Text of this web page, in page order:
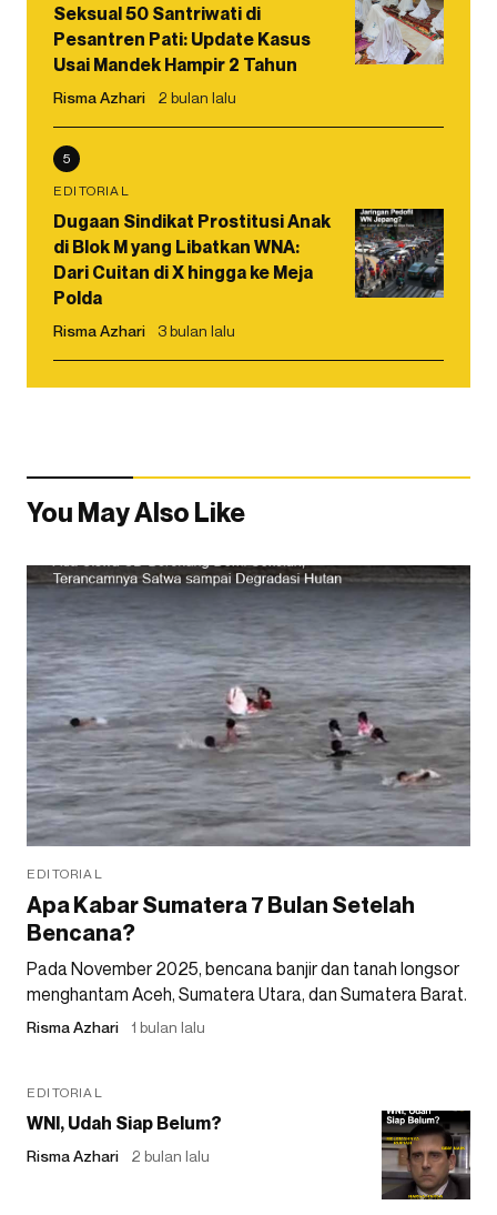
Seksual 50 Santriwati di
Pesantren Pati: Update Kasus
Usai Mandek Hampir 2 Tahun
Risma Azhari 2 bulan lalu
5
EDITORIAL
Dugaan Sindikat Prostitusi Anak
di Blok M yang Libatkan WNA:
Dari Cuitan di X hingga ke Meja
Polda
Risma Azhari 3 bulan lalu
You May Also Like
EDITORIAL
Apa Kabar Sumatera 7 Bulan Setelah
Bencana?
Pada November 2025, bencana banjir dan tanah longsor
menghantam Aceh, Sumatera Utara, dan Sumatera Barat.
Risma Azhari 1 bulan lalu
EDITORIAL
WNI, Udah Siap Belum?
Risma Azhari 2 bulan lalu